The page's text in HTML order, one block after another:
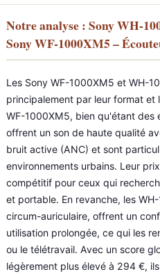
Notre analyse : Sony WH-
Sony WF-1000XM5 –
Les Sony WF-1000XM5 et WH-
principalement par leur format et
WF-1000XM5, bien qu'étant des
offrent un son de haute qualité
bruit active (ANC) et sont
environnements urbains. Leur
compétitif pour ceux qui
et portable. En revanche, les
circum-auriculaire, offrent un
utilisation prolongée, ce qui les
ou le télétravail. Avec un score
légèrement plus élevé à 294 €,